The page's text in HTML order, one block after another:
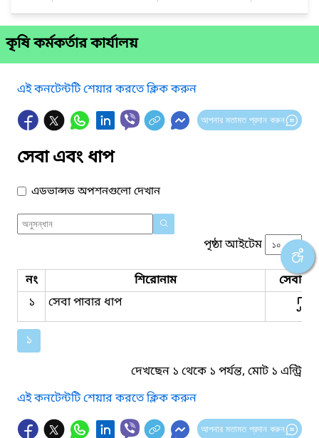
কৃষি কর্মকর্তার কার্যালয়
এই কনটেন্টটি শেয়ার করতে ক্লিক করুন
আপনার মতামত প্রদান করুন
সেবা এবং ধাপ
এডভান্সড অপশনগুলো দেখান
পৃষ্ঠা আইটেম
নং শিরোনাম
সেবার
১
সেবা পাবার ধাপ
১
দেখছেন ১ থেকে ১ পর্যন্ত, মোট ১ এন্ট্রি
এই কনটেন্টটি শেয়ার করতে ক্লিক করুন
আপনার মতামত প্রদান করুন